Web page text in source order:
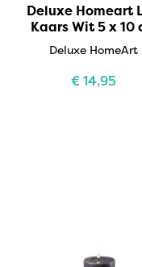
Deluxe Homeart
Kaars Wit 5 x 10
Deluxe HomeArt
€14,95